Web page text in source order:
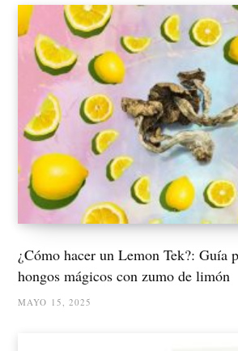
¿Cómo hacer un Lemon Tek?: Guía
hongos mágicos con zumo de limón
MAYO 15, 2025